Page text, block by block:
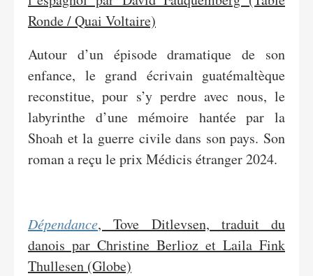
Ronde / Quai Voltaire)
Autour d’un épisode dramatique de son
enfance, le grand écrivain guatémaltèque
reconstitue, pour s’y perdre avec nous, le
labyrinthe d’une mémoire hantée par la
Shoah et la guerre civile dans son pays. Son
roman a reçu le prix Médicis étranger 2024.
Dépendance, Tove Ditlevsen, traduit du
danois par Christine Berlioz et Laila Fink
Thullesen (Globe)